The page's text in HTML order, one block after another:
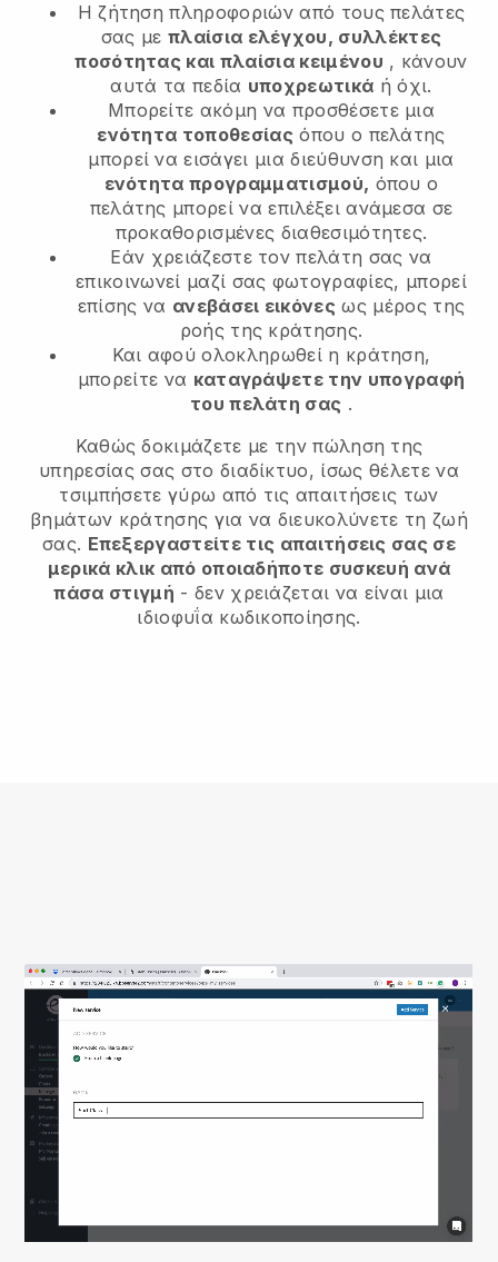
Η ζήτηση πληροφοριών από τους πελάτες
σας με πλαίσια ελέγχου, συλλέκτες
ποσότητας και πλαίσια κειμένου , κάνουν
αυτά τα πεδία υποχρεωτικά ή όχι.
Μπορείτε ακόμη να προσθέσετε μια
ενότητα τοποθεσίας όπου ο πελάτης
μπορεί να εισάγει μια διεύθυνση και μια
ενότητα προγραμματισμού, όπου ο
πελάτης μπορεί να επιλέξει ανάμεσα σε
προκαθορισμένες διαθεσιμότητες.
Εάν χρειάζεστε τον πελάτη σας να
επικοινωνεί μαζί σας φωτογραφίες, μπορεί
επίσης να ανεβάσει εικόνες ως μέρος της
ροής της κράτησης.
Και αφού ολοκληρωθεί η κράτηση,
μπορείτε να καταγράψετε την υπογραφή
του πελάτη σας .
Καθώς δοκιμάζετε με την πώληση της
υπηρεσίας σας στο διαδίκτυο, ίσως θέλετε να
τσιμπήσετε γύρω από τις απαιτήσεις των
βημάτων κράτησης για να διευκολύνετε τη ζωή
σας. Επεξεργαστείτε τις απαιτήσεις σας σε
μερικά κλικ από οποιαδήποτε συσκευή ανά
πάσα στιγμή - δεν χρειάζεται να είναι μια
ιδιοφυΐα κωδικοποίησης.